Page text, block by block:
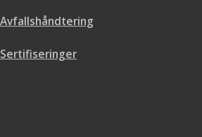
Avfallshåndtering
Sertifiseringer